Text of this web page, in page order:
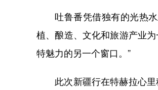
吐鲁番凭借独有的光热水
植、酿造、文化和旅游产业
特魅力的另一个窗口。”
此次新疆行在特赫拉心里